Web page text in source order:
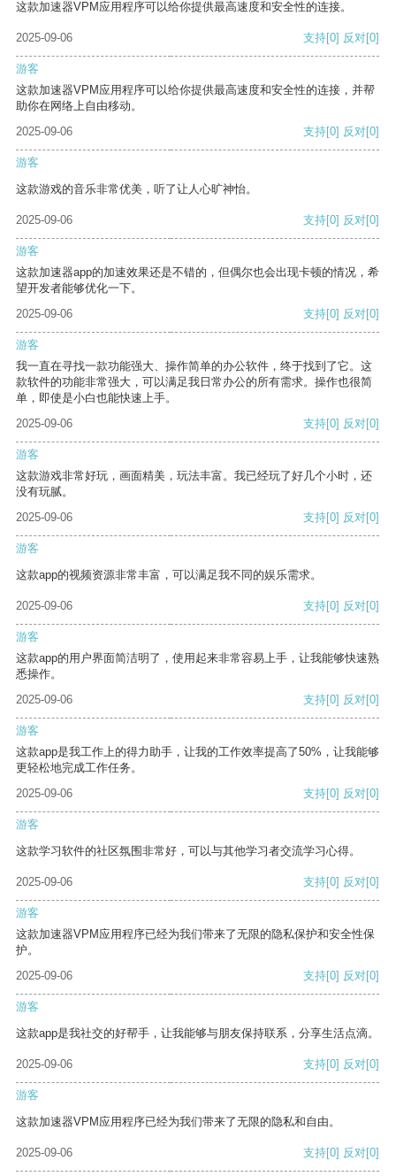
这款加速器VPM应用程序可以给你提供最高速度和安全性的连接。
2025-09-06 支持[0] 反对[0]
游客
这款加速器VPM应用程序可以给你提供最高速度和安全性的连接，并帮
助你在网络上自由移动。
2025-09-06
支持[0] 反对[0]
游客
这款游戏的音乐非常优美，听了让人心旷神怡。
2025-09-06 支持[0] 反对[0]
游客
这款加速器app的加速效果还是不错的，但偶尔也会出现卡顿的情况，希
望开发者能够优化一下。
2025-09-06
支持[0] 反对[0]
游客
我一直在寻找一款功能强大、操作简单的办公软件，终于找到了它。这
款软件的功能非常强大，可以满足我日常办公的所有需求。操作也很简
单，即使是小白也能快速上手。
2025-09-06
支持[0] 反对[0]
游客
这款游戏非常好玩，画面精美，玩法丰富。我已经玩了好几个小时，还
没有玩腻。
2025-09-06
支持[0] 反对[0]
游客
这款app的视频资源非常丰富，可以满足我不同的娱乐需求。
2025-09-06 支持[0] 反对[0]
游客
这款app的用户界面简洁明了，使用起来非常容易上手，让我能够快速熟
悉操作。
2025-09-06
支持[0] 反对[0]
游客
这款app是我工作上的得力助手，让我的工作效率提高了50%，让我能够
更轻松地完成工作任务。
2025-09-06
支持[0] 反对[0]
游客
这款学习软件的社区氛围非常好，可以与其他学习者交流学习心得。
2025-09-06 支持[0] 反对[0]
游客
这款加速器VPM应用程序已经为我们带来了无限的隐私保护和安全性保
护。
2025-09-06
支持[0] 反对[0]
游客
这款app是我社交的好帮手，让我能够与朋友保持联系，分享生活点滴。
2025-09-06 支持[0] 反对[0]
游客
这款加速器VPM应用程序已经为我们带来了无限的隐私和自由。
2025-09-06 支持[0] 反对[0]